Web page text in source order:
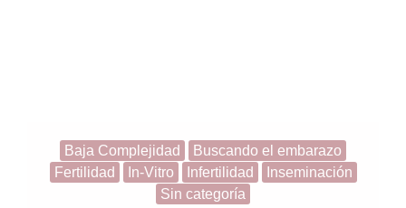
Baja Complejidad
Buscando el embarazo
Fertilidad
In-Vitro Infertilidad
Inseminación
Sin categoría